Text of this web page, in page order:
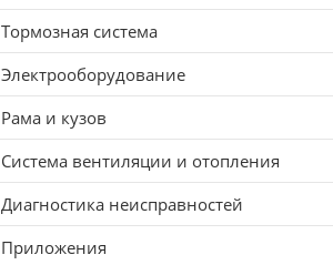
Тормозная система
Электрооборудование
Рама и кузов
Система вентиляции и отопления
Диагностика неисправностей
Приложения